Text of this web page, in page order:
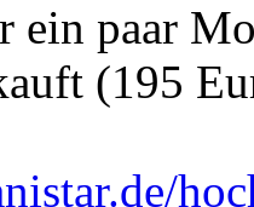
ein paar
(195